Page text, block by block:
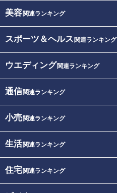
美容関連ランキング
スポーツ＆ヘルス 関連ランキング
ウエディング関連ランキング
通信関連ランキング
小売関連ランキング
生活関連ランキング
住宅関連ランキング